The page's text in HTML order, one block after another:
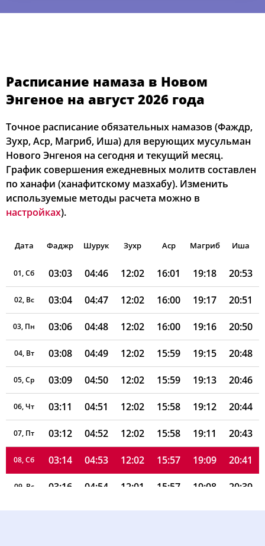
Расписание намаза в Новом
Энгеное на август 2026 года
Точное расписание обязательных намазов (Фаждр,
Зухр, Аср, Магриб, Иша) для верующих мусульман
Нового Энгеноя на сегодня и текущий месяц.
График совершения ежедневных молитв составлен
по ханафи (ханафитскому мазхабу). Изменить
используемые методы расчета можно в
настройках).
Дата Фаджр Шурук Зухр Аср Магриб Иша
01, Сб 03:03 04:46 12:02 16:01 19:18 20:53
02, Вс 03:04 04:47 12:02 16:00 19:17 20:51
03, Пн 03:06 04:48 12:02 16:00 19:16 20:50
04, Вт 03:08 04:49 12:02 15:59 19:15 20:48
05, Ср 03:09 04:50 12:02 15:59 19:13 20:46
06, Чт 03:11 04:51 12:02 15:58 19:12 20:44
07, Пт 03:12 04:52 12:02 15:58 19:11 20:43
08, Сб 03:14 04:53 12:02 15:57 19:09 20:41
09, Вс 03:16 04:54 12:01 15:57 19:08 20:39
10, Пн 03:17 04:55 12:01 15:56 19:07 20:37